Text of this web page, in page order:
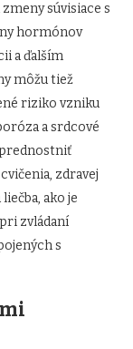
súvisiace s
hormónov
a ďalším
môžu tiež
riziko vzniku
a srdcové
zdravej
ako je
zvládaní
s